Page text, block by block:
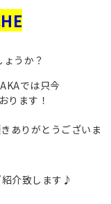
うか？
では只今
ります！
ありがとうございま
紹介致します♪